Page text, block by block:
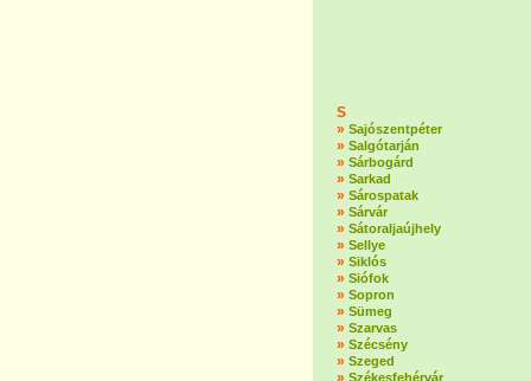
S
» Sajószentpéter
» Salgótarján
» Sárbogárd
» Sarkad
» Sárospatak
» Sárvár
» Sátoraljaújhely
» Sellye
» Siklós
» Siófok
» Sopron
» Sümeg
» Szarvas
» Szécsény
» Szeged
» Székesfehérvár